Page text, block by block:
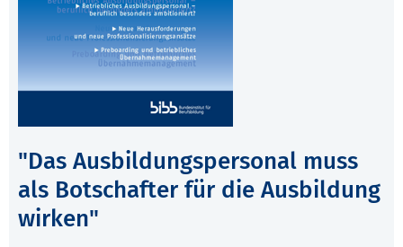
"Das Ausbildungspersonal muss
als Botschafter für die Ausbildung
wirken"